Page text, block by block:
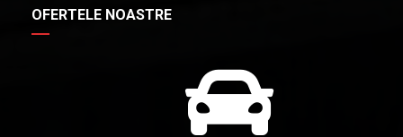
OFERTELE NOASTRE